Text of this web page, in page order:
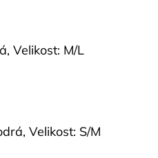
Velikost: M/L
Velikost: S/M